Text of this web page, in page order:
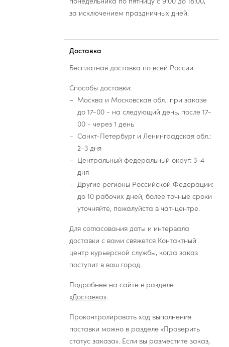
за исключением праздничных дней.
Доставка
Бесплатная доставка по всей России.
Способы доставки:
Москва и Московская обл.: при заказе
до 17-00 - на следующий день, после 17-
00 - через 1 день
Санкт-Петербург и Ленинградская обл.:
2-3 дня
Центральный федеральный округ: 3-4
дня
Другие регионы Российской Федерации:
до 10 рабочих дней, более точные сроки
уточняйте, пожалуйста в чат-центре.
Для согласования даты и интервала
доставки с вами свяжется Контактный
центр курьерской службы, когда заказ
поступит в ваш город.
Подробнее на сайте в разделе
«Доставка».
Проконтролировать ход выполнения
поставки можно в разделе «Проверить
статус заказа». Если вы разместите заказ,